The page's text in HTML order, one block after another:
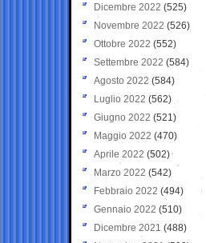
Dicembre 2022 (525)
Novembre 2022 (526)
Ottobre 2022 (552)
Settembre 2022 (584)
Agosto 2022 (584)
Luglio 2022 (562)
Giugno 2022 (521)
Maggio 2022 (470)
Aprile 2022 (502)
Marzo 2022 (542)
Febbraio 2022 (494)
Gennaio 2022 (510)
Dicembre 2021 (488)